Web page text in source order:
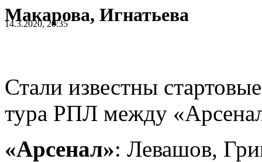
Макарова, Игнатьева
14.3.2020, 20:35
Стали известны
тура РПЛ между
«Арсенал»: Левашов,